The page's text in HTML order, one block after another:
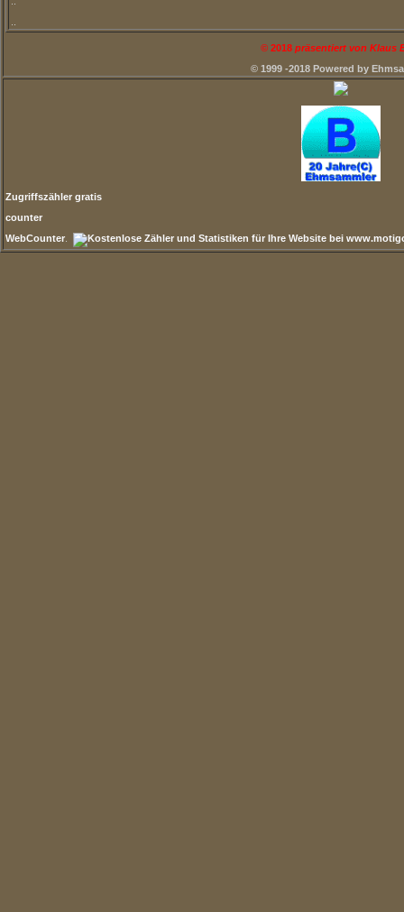
© 2018 präsentiert von Klaus
© 1999 -2018 Powered by
Zugriffszähler gratis
counter
WebCounter